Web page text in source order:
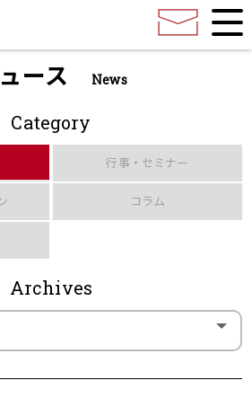
ース News
Category
行事・セミナー
コラム
Archives